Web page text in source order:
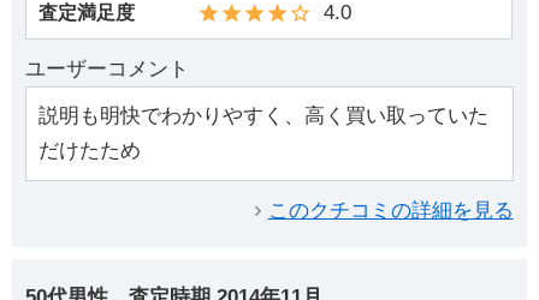
査定満足度 4.0
ユーザーコメント
説明も明快でわかりやすく、高く買い取っていた
だけたため
このクチコミの詳細を見る